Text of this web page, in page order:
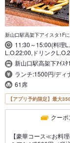
新山口駅高架下アイスタ1F
11:30～15:00(料理
L.O.22:00,ドリンク
新山口駅高架下ｱｲｽﾀ
ランチ:1500円/ディ
61席
【アプリ予約限定】最大
クーポ
【豪華コース≪お料